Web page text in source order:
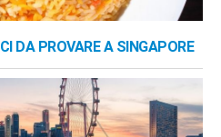
DA PROVARE A SINGAPORE